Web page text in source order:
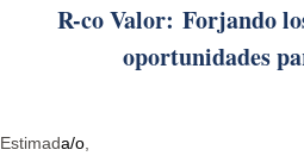
R-co Valor: Forjando
oportunidades
Estimada/o